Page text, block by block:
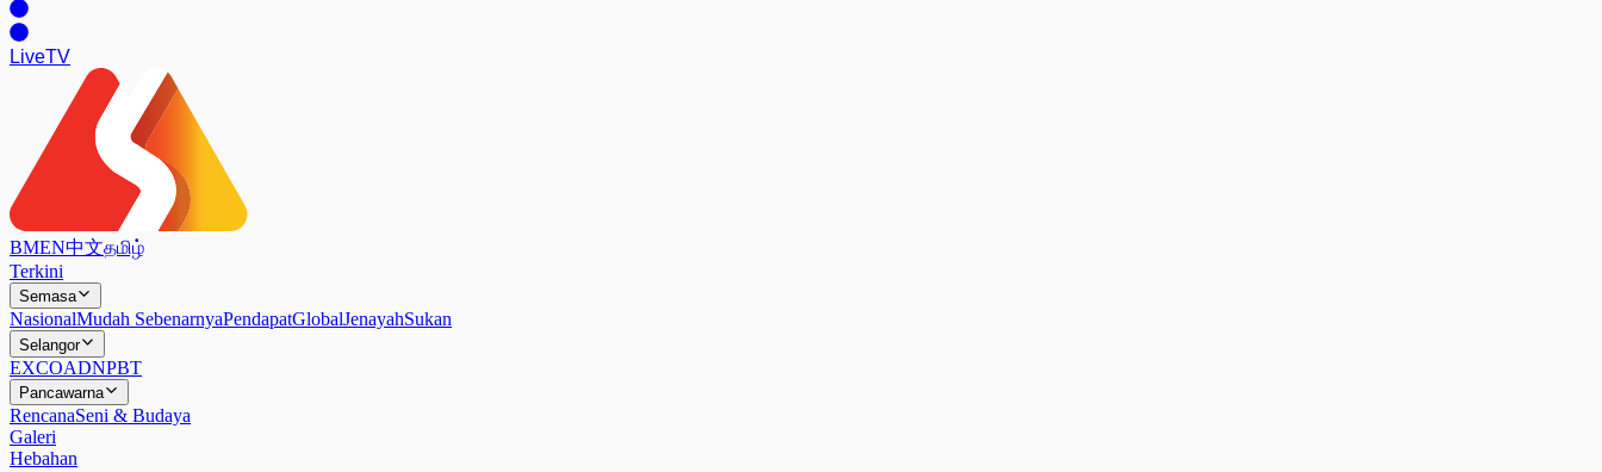
LiveTV
BMEN中文தமிழ்
Terkini
Semasa
NasionalMudah SebenarnyaPendapatGlobalJenayahSukan
Selangor
EXCOADNPBT
Pancawarna
RencanaSeni & Budaya
Galeri
Hebahan